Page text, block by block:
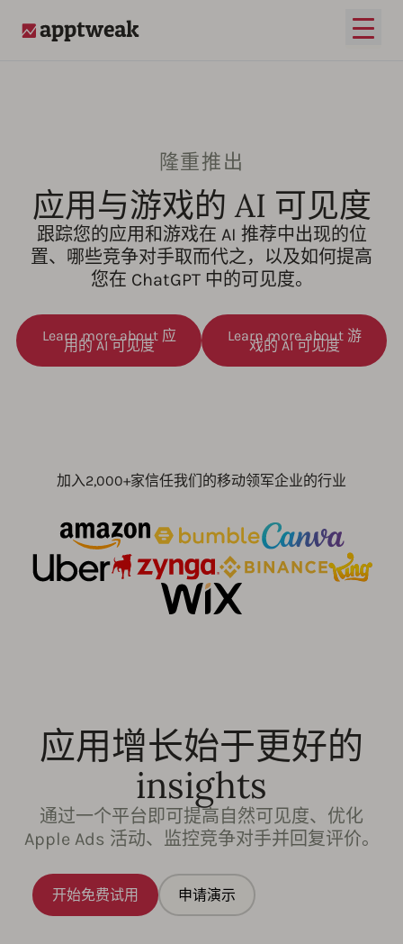
打开
隆重推出
应用与游戏的 AI 可见度
跟踪您的应用和游戏在 AI 推荐中出现的位
置、哪些竞争对手取而代之，以及如何提高
您在 ChatGPT 中的可见度。
Learn more about 应
用的 AI 可见度
Learn more about 游
戏的 AI 可见度
加入2,000+家信任我们的移动领军企业的行业
应用增长始于更好的
insights
通过一个平台即可提高自然可见度、优化
Apple Ads 活动、监控竞争对手并回复评价。
开始免费试用 申请演示